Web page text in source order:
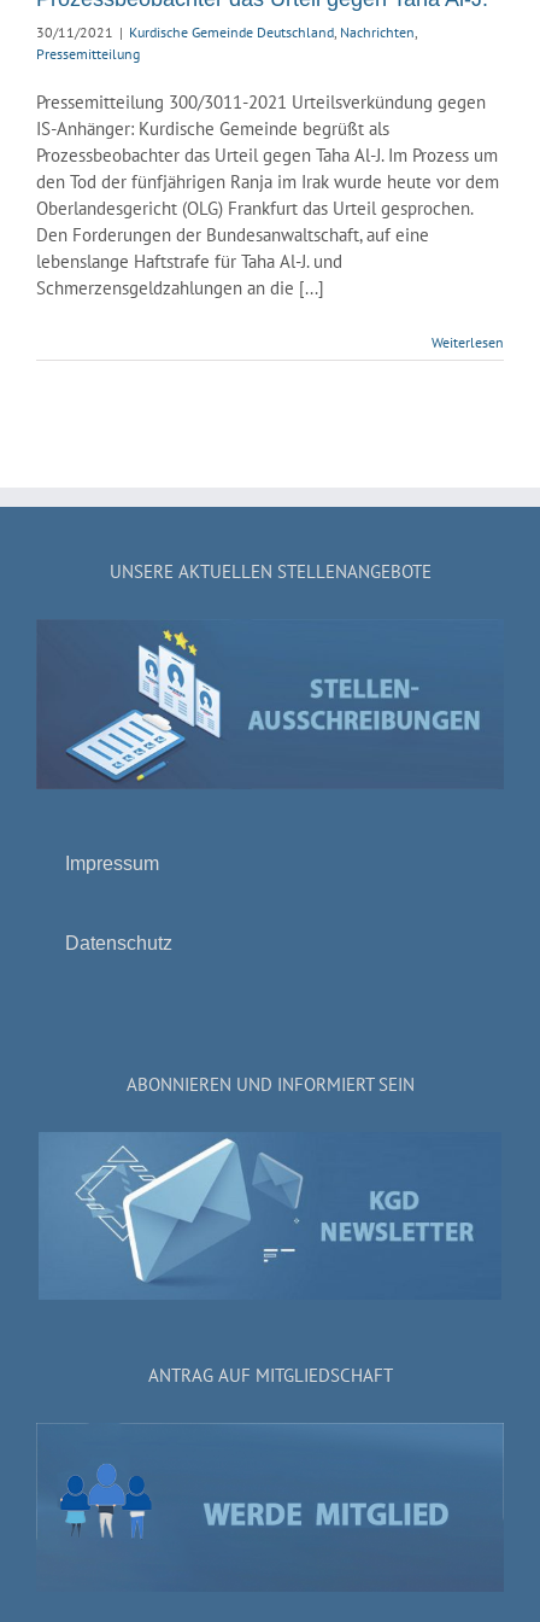
30/11/2021 | Kurdische Gemeinde Deutschland, Nachrichten,
Pressemitteilung
Pressemitteilung 300/3011-2021 Urteilsverkündung gegen
IS-Anhänger: Kurdische Gemeinde begrüßt als
Prozessbeobachter das Urteil gegen Taha Al-J. Im Prozess um
den Tod der fünfjährigen Ranja im Irak wurde heute vor dem
Oberlandesgericht (OLG) Frankfurt das Urteil gesprochen.
Den Forderungen der Bundesanwaltschaft, auf eine
lebenslange Haftstrafe für Taha Al-J. und
Schmerzensgeldzahlungen an die [...]
Weiterlesen
UNSERE AKTUELLEN STELLENANGEBOTE
Impressum
Datenschutz
ABONNIEREN UND INFORMIERT SEIN
ANTRAG AUF MITGLIEDSCHAFT